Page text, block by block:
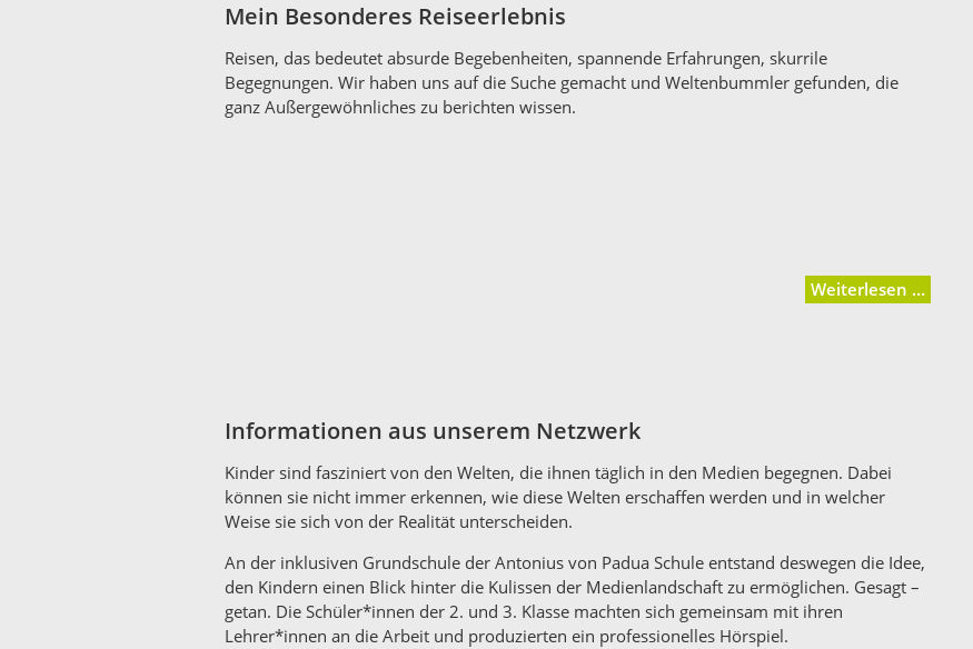
Mein Besonderes Reiseerlebnis
Reisen, das bedeutet absurde Begebenheiten, spannende Erfahrungen, skurrile
Begegnungen. Wir haben uns auf die Suche gemacht und Weltenbummler gefunden, die
ganz Außergewöhnliches zu berichten wissen.
Weiterlesen …
Informationen aus unserem Netzwerk
Kinder sind fasziniert von den Welten, die ihnen täglich in den Medien begegnen. Dabei
können sie nicht immer erkennen, wie diese Welten erschaffen werden und in welcher
Weise sie sich von der Realität unterscheiden.
An der inklusiven Grundschule der Antonius von Padua Schule entstand deswegen die Idee,
den Kindern einen Blick hinter die Kulissen der Medienlandschaft zu ermöglichen. Gesagt –
getan. Die Schüler*innen der 2. und 3. Klasse machten sich gemeinsam mit ihren
Lehrer*innen an die Arbeit und produzierten ein professionelles Hörspiel.